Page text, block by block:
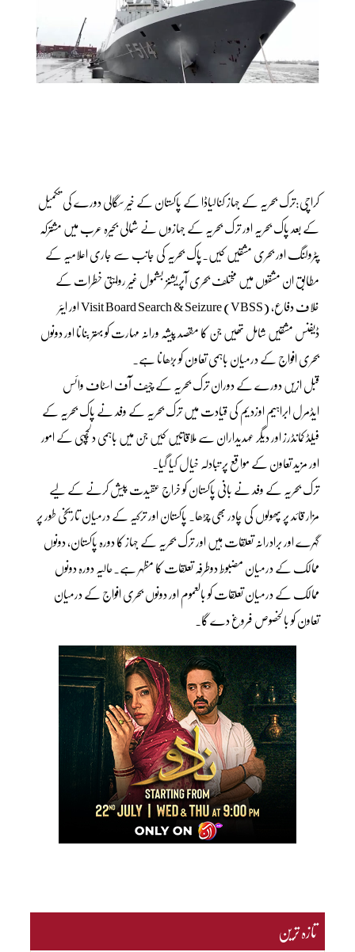
کراچی:ترک بحریہ کے جہاز کنالیاڈا کے پاکستان کے خیر سگالی دورے کی تکمیل
کے بعد پاک بحریہ اور ترک بحریہ کے جہازوں نے شمالی بحیرہ عرب میں مشترکہ
پٹرولنگ اور بحری مشقیں کیں۔پاک بحریہ کی جانب سے جاری اعلامیہ کے
مطابق ان مشقوں میں مختلف بحری آپریشنز بشمول غیر روایتی خطرات کے
خلاف دفاع، Visit Board Search & Seizure (VBSS) اور ایئر
ڈیفنس مشقیں شامل تھیں جن کا مقصد پیشہ ورانہ مہارت کو بہتر بنانا اور دونوں
بحری افواج کے درمیان باہمی تعاون کو بڑھانا ہے۔
قبل ازیں دورے کے دوران ترک بحریہ کے چیف آف اسٹاف وائس
ایڈمرل ابراہیم اوزدیم کی قیادت میں ترک بحریہ کے وفد نے پاک بحریہ کے
فیلڈ کمانڈرز اور دیگر عہدیداران سے ملاقاتیں کیں جن میں باہمی دلچسپی کے امور
اور مزید تعاون کے مواقع پر تبادلہ خیال کیا گیا۔
ترک بحریہ کے وفد نے بانی پاکستان کو خراج عقیدت پیش کرنے کے لیے
مزار قائد پر پھولوں کی چادر بھی چڑھا۔ پاکستان اور ترکیہ کے درمیان تاریخی طور پر
گہرے اور برادرانہ تعلقات ہیں اور ترک بحریہ کے جہاز کا دورہ پاکستان، دونوں
ممالک کے درمیان مضبوط دوطرفہ تعلقات کا مظہر ہے۔حالیہ دورہ دونوں
ممالک کے درمیان تعلقات کو بالعموم اور دونوں بحری افواج کے درمیان
تعاون کو بالخصوص فروغ دے گا۔
تازہ ترین